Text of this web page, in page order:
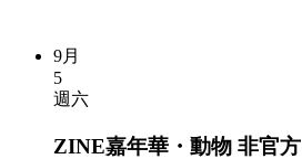
9月
5
週六
ZINE嘉年華・動物 非官方